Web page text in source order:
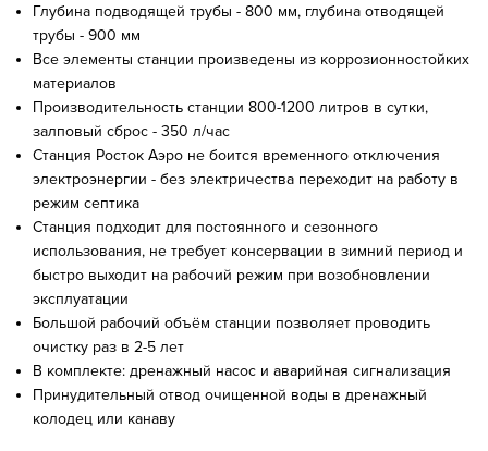
Глубина подводящей трубы - 800 мм, глубина отводящей
трубы - 900 мм
Все элементы станции произведены из коррозионностойких
материалов
Производительность станции 800-1200 литров в сутки,
залповый сброс - 350 л/час
Станция Росток Аэро не боится временного отключения
электроэнергии - без электричества переходит на работу в
режим септика
Станция подходит для постоянного и сезонного
использования, не требует консервации в зимний период и
быстро выходит на рабочий режим при возобновлении
эксплуатации
Большой рабочий объём станции позволяет проводить
очистку раз в 2-5 лет
В комплекте: дренажный насос и аварийная сигнализация
Принудительный отвод очищенной воды в дренажный
колодец или канаву